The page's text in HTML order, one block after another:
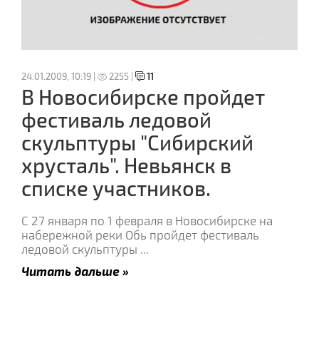
24.01.2009, 10:19 | 2255 | 11
В Новосибирске пройдет
фестиваль ледовой
скульптуры "Сибирский
хрусталь". Невьянск в
списке участников.
С 27 января по 1 февраля в Новосибирске на
набережной реки Обь пройдет фестиваль
ледовой скульптуры ...
Читать дальше »